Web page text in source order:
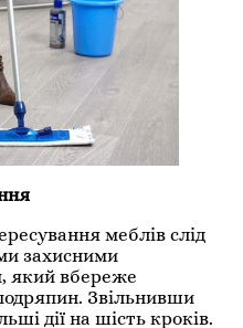
меблів слід
захисними
який вбереже
Звільнивши
дії на шість кроків.